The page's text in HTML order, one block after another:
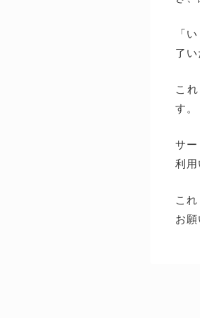
「
了い
こ
す。
サ
利用
こ
お願